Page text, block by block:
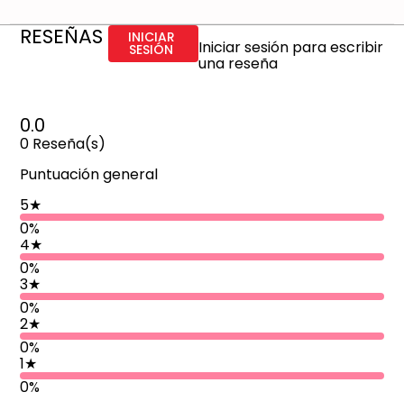
RESEÑAS INICIAR
SESIÓN Iniciar sesión para escribir
una reseña
0.0
0 Reseña(s)
Puntuación general
5★
0%
4★
0%
3★
0%
2★
0%
1★
0%